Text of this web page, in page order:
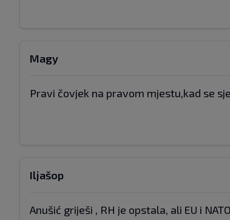
Magy
Pravi čovjek na pravom mjestu,kad se
Iljašop
Anušić griješi , RH je opstala, ali EU i